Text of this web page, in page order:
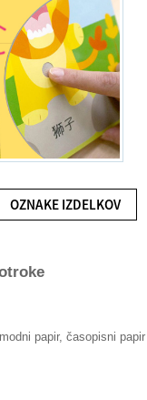
OZNAKE IZDELKOV
papir, časopisni papir